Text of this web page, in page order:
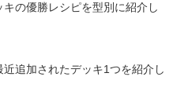
の優勝レシピを型別に紹介し
追加されたデッキ1つを紹介し